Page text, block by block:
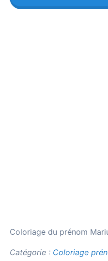
Coloriage du prénom
Catégorie : Coloriage